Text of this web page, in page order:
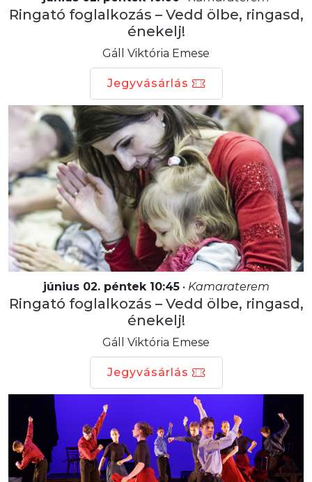
Ringató foglalkozás – Vedd ölbe, ringasd,
énekelj!
Gáll Viktória Emese
Jegyvásárlás
június 02. péntek 10:45• Kamaraterem
Ringató foglalkozás – Vedd ölbe, ringasd,
énekelj!
Gáll Viktória Emese
Jegyvásárlás